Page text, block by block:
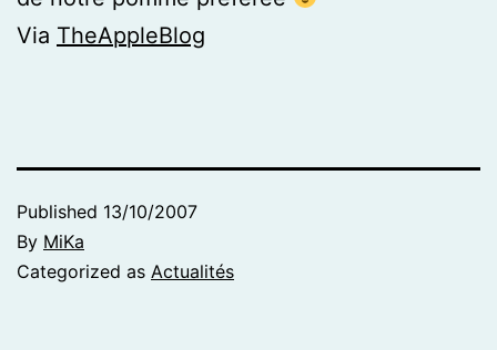
Via TheAppleBlog
Published 13/10/2007
By MiKa
Categorized as Actualités